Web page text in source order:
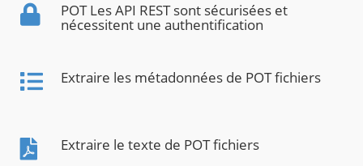
POT Les API REST sont sécurisées et
nécessitent une authentification
Extraire les métadonnées de POT fichiers
Extraire le texte de POT fichiers